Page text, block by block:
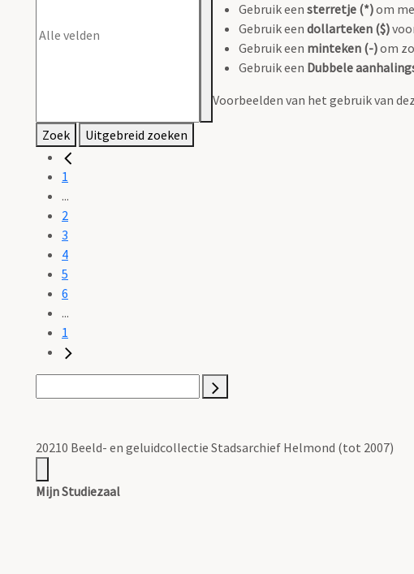
Gebruik een sterretje (*)om
Gebruik een dollarteken ($)
Gebruik een minteken (-)om
Gebruik een Dubbele
Voorbeelden van het gebruik van
Zoek Uitgebreid zoeken
1
...
2
3
4
5
6
...
1
20210 Beeld- en geluidcollectie Stadsarchief Helmond (tot 2007)
Mijn Studiezaal